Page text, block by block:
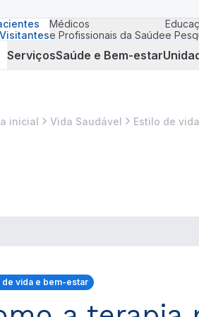
Médicos
e Profissionais da Saúdee
ServiçosSaúde e Bem-estar
inicial Vida Saudável Estilo de
de vida e bem-estar